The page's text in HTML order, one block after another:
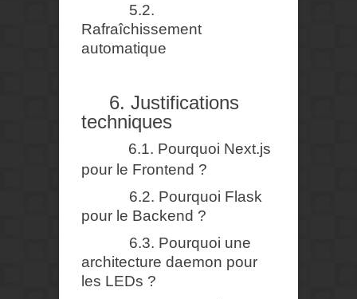
5.2.
Rafraîchissement
automatique
6. Justifications
techniques
6.1. Pourquoi Next.js
pour le Frontend ?
6.2. Pourquoi Flask
pour le Backend ?
6.3. Pourquoi une
architecture daemon pour
les LEDs ?